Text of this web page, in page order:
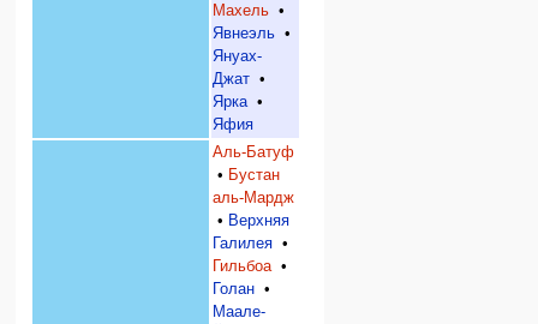
Махель •
Явнеэль •
Януах-
Джат •
Ярка •
Яфия
Аль-Батуф
• Бустан
аль-Мардж
• Верхняя
Галилея •
Гильбоа •
Голан •
Маале-